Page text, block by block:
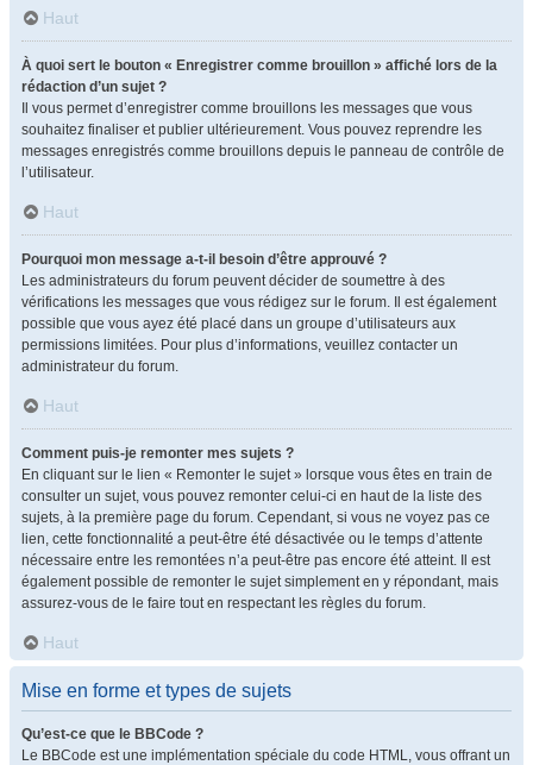
Haut
À quoi sert le bouton « Enregistrer comme brouillon » affiché lors de la
rédaction d’un sujet ?
Il vous permet d’enregistrer comme brouillons les messages que vous
souhaitez finaliser et publier ultérieurement. Vous pouvez reprendre les
messages enregistrés comme brouillons depuis le panneau de contrôle de
l’utilisateur.
Haut
Pourquoi mon message a-t-il besoin d’être approuvé ?
Les administrateurs du forum peuvent décider de soumettre à des
vérifications les messages que vous rédigez sur le forum. Il est également
possible que vous ayez été placé dans un groupe d’utilisateurs aux
permissions limitées. Pour plus d’informations, veuillez contacter un
administrateur du forum.
Haut
Comment puis-je remonter mes sujets ?
En cliquant sur le lien « Remonter le sujet » lorsque vous êtes en train de
consulter un sujet, vous pouvez remonter celui-ci en haut de la liste des
sujets, à la première page du forum. Cependant, si vous ne voyez pas ce
lien, cette fonctionnalité a peut-être été désactivée ou le temps d’attente
nécessaire entre les remontées n’a peut-être pas encore été atteint. Il est
également possible de remonter le sujet simplement en y répondant, mais
assurez-vous de le faire tout en respectant les règles du forum.
Haut
Mise en forme et types de sujets
Qu’est-ce que le BBCode ?
Le BBCode est une implémentation spéciale du code HTML, vous offrant un